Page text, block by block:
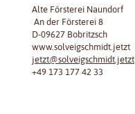
Alte Försterei Naundorf
An der Försterei 8
D-09627 Bobritzsch
www.solveigschmidt.jetzt
jetzt@solveigschmidt.jetzt
+49 173 177 42 33